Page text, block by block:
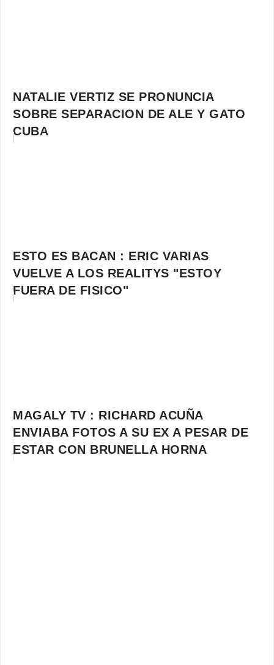
NATALIE VERTIZ SE PRONUNCIA
SOBRE SEPARACION DE ALE Y GATO
CUBA
ESTO ES BACAN : ERIC VARIAS
VUELVE A LOS REALITYS "ESTOY
FUERA DE FISICO"
MAGALY TV : RICHARD ACUÑA
ENVIABA FOTOS A SU EX A PESAR DE
ESTAR CON BRUNELLA HORNA